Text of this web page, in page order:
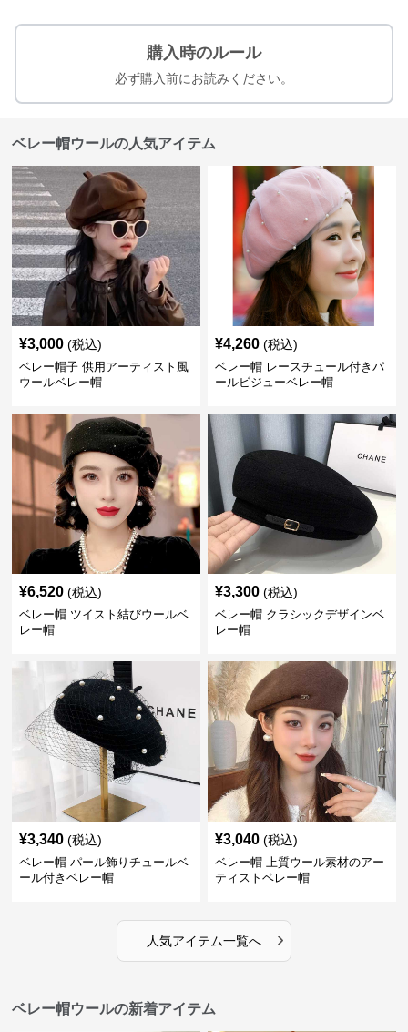
購入時のルール
必ず購入前にお読みください。
ベレー帽ウールの人気アイテム
¥3,000 (税込)
ベレー帽子 供用アーティスト風
ウールベレー帽
¥4,260 (税込)
ベレー帽 レースチュール付きパ
ールビジューベレー帽
¥6,520 (税込)
ベレー帽 ツイスト結びウールベ
レー帽
¥3,300 (税込)
ベレー帽 クラシックデザインベ
レー帽
¥3,340 (税込)
ベレー帽 パール飾りチュールベ
ール付きベレー帽
¥3,040 (税込)
ベレー帽 上質ウール素材のアー
ティストベレー帽
人気アイテム一覧へ ›
ベレー帽ウールの新着アイテム